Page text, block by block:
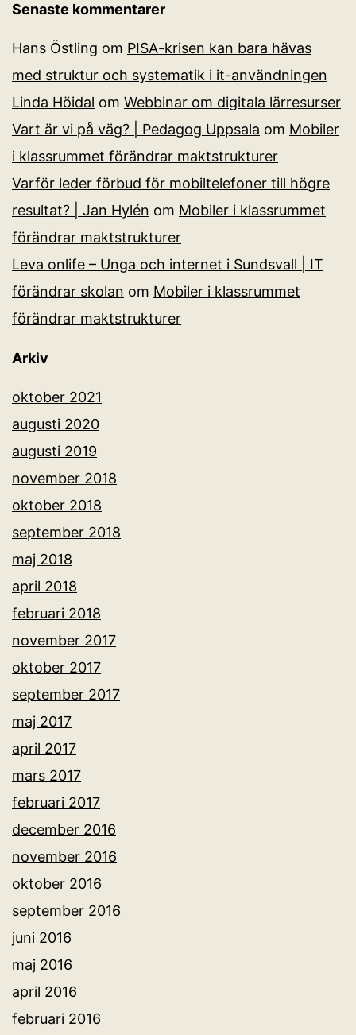
Senaste kommentarer
Hans Östling om PISA-krisen kan bara hävas
med struktur och systematik i it-användningen
Linda Höidal om Webbinar om digitala lärresurser
Vart är vi på väg? | Pedagog Uppsala om Mobiler
i klassrummet förändrar maktstrukturer
Varför leder förbud för mobiltelefoner till högre
resultat? | Jan Hylén om Mobiler i klassrummet
förändrar maktstrukturer
Leva onlife – Unga och internet i Sundsvall | IT
förändrar skolan om Mobiler i klassrummet
förändrar maktstrukturer
Arkiv
oktober 2021
augusti 2020
augusti 2019
november 2018
oktober 2018
september 2018
maj 2018
april 2018
februari 2018
november 2017
oktober 2017
september 2017
maj 2017
april 2017
mars 2017
februari 2017
december 2016
november 2016
oktober 2016
september 2016
juni 2016
maj 2016
april 2016
februari 2016